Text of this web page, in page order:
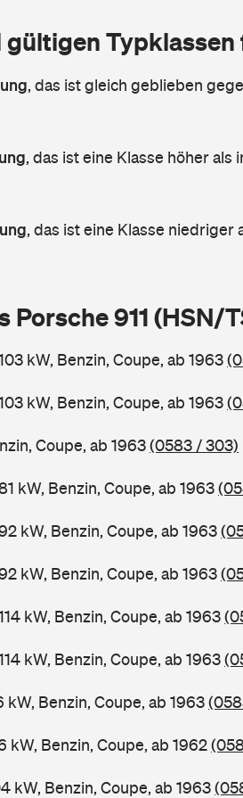
Typklassen
, das ist gleich geblieben
, das ist eine Klasse höher als
, das ist eine Klasse niedriger
Porsche 911 (HSN/
kW, Benzin, Coupe, ab 1963
kW, Benzin, Coupe, ab 1963
Coupe, ab 1963(0583 / 303)
kW, Benzin, Coupe, ab 1963
kW, Benzin, Coupe, ab 1963
kW, Benzin, Coupe, ab 1963
kW, Benzin, Coupe, ab 1963
kW, Benzin, Coupe, ab 1963
kW, Benzin, Coupe, ab 1963
kW, Benzin, Coupe, ab 1962
kW, Benzin, Coupe, ab 1963